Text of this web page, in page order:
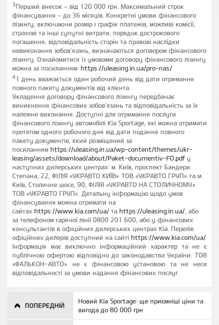
3Перший внесок –від 120 000 грн. Максимальний строк
фінансування –до 36 місяців. Конкретні умови фінансового
лізингу, включаючи розмір і графік платежів, можливі комісії,
страхові та інші супутні витрати, порядок дострокового
погашення, відповідальність сторін та правові наслідки
невиконання зобов’язань, визначаються договором фінансового
лізингу. Ознайомитися із умовами договору фінансового лізингу
можна за посиланням: https://uleasing.in.ua/pro-nas/
41 день вважається один робочий день від дати отримання
повного пакету документів від клієнта.
Укладення договору фінансового лізингу передбачає
виникнення фінансових зобов’язань та відповідальність за їх
належне виконання. Доступні для отримання послуги
фінансового лізингу автомобілі Kia Sportage, які можна отримати
протягом одного робочого дня від дати подання повного
пакету документів, який розміщений за
посиланням https://uleasing.in.ua/wp-content/themes/ukr-
leasing/assets/download/about/Paket-documentiv-FO.pdfу
наступних дилерських центрах: м. Київ, проспект Бандери
Степана, 22, ФІЛІЯ «УКРАВТО КИЇВ» ТОВ «УКРАВТО ГРУП» та м.
Київ, Столичне шосе, 90, ФІЛІЯ «УКРАВТО НА СТОЛИЧНОМУ»
ТОВ «УКРАВТО ГРУП». Детальну інформацію щодо умов
фінансування можна отримати на
сайтах https://www.kia.com/ua/ та https://uleasing.in.ua/, або
за телефоном гарячої лінії 0800 201 600, або у фінансових
консультантів в офіційних дилерських центрах Kia. Перелік
офіційних дилерів доступний на сайті https://www.kia.com/ua/
Інформація має виключно інформаційний характер та не є
публічною офертою відповідно до законодавства України. ТОВ
«ФАЛЬКОН-АВТО» не є фінансовою установою та не несе
відповідальності за умови надання фінансових послуг.
ПОПЕРЕДНІЙ
Новий Kia Sportage: ще приємніші ціни та
вигода до 80 000 грн